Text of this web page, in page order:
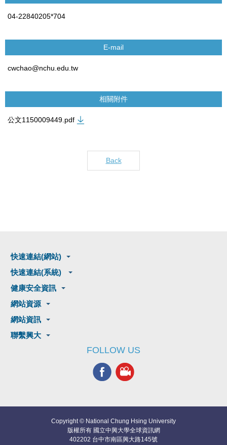
04-22840205*704
E-mail
cwchao@nchu.edu.tw
相關附件
公文1150009449.pdf
Back
快速連結(網站)
快速連結(系統)
健康安全資訊
網站資源
網站資訊
聯繫興大
FOLLOW US
Copyright © National Chung Hsing University
版權所有 國立中興大學全球資訊網
402202 台中市南區興大路145號